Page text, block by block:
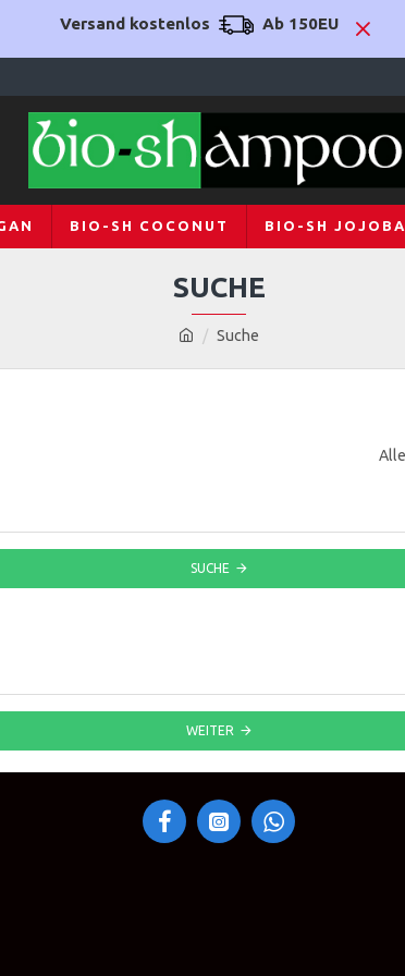
Versand kostenlos Ab 150EU
BIO-SH COCONUT BIO-SH JOJOBA
Suche
SUCHE
SUCHE
WEITER